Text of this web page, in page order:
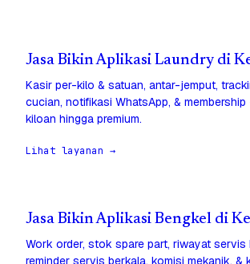
Jasa Bikin Aplikasi Laundry di
Kasir per-kilo & satuan, antar-jemput,
cucian, notifikasi WhatsApp, &
kiloan hingga premium.
Lihat layanan →
Jasa Bikin Aplikasi Bengkel di
Work order, stok spare part, riwayat servis
reminder servis berkala, komisi mekanik,